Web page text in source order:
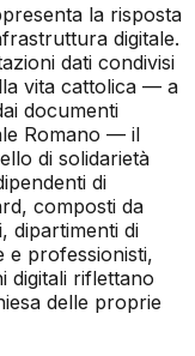
la risposta
digitale.
dati condivisi
vita cattolica — a
documenti
Romano — il
di solidarietà
di
composti da
dipartimenti di
e professionisti,
digitali riflettano
delle proprie